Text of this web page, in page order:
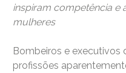
inspiram competência e
mulheres
Bombeiros e executivos
profissões